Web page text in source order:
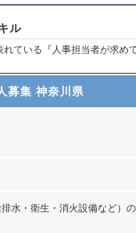
ル
ている『人事担当者が求め
募集 神奈川県
水・衛生・消火設備など）